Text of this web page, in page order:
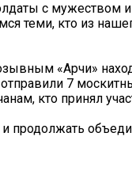
с
теми, кто из
«Арчи»
7
кто принял
продолжать